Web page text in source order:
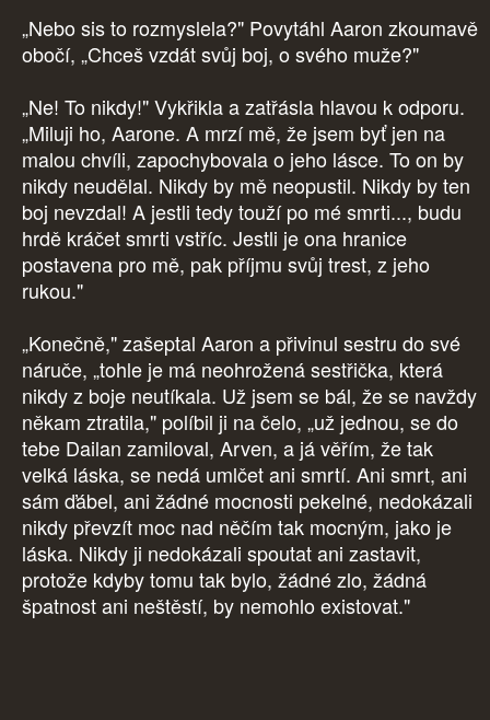
„Nebo sis to rozmyslela?" Povytáhl Aaron zkoumavě
obočí, „Chceš vzdát svůj boj, o svého muže?"
„Ne! To nikdy!" Vykřikla a zatřásla hlavou k odporu.
„Miluji ho, Aarone. A mrzí mě, že jsem byť jen na
malou chvíli, zapochybovala o jeho lásce. To on by
nikdy neudělal. Nikdy by mě neopustil. Nikdy by ten
boj nevzdal! A jestli tedy touží po mé smrti..., budu
hrdě kráčet smrti vstříc. Jestli je ona hranice
postavena pro mě, pak příjmu svůj trest, z jeho
rukou."
„Konečně," zašeptal Aaron a přivinul sestru do své
náruče, „tohle je má neohrožená sestřička, která
nikdy z boje neutíkala. Už jsem se bál, že se navždy
někam ztratila," políbil ji na čelo, „už jednou, se do
tebe Dailan zamiloval, Arven, a já věřím, že tak
velká láska, se nedá umlčet ani smrtí. Ani smrt, ani
sám ďábel, ani žádné mocnosti pekelné, nedokázali
nikdy převzít moc nad něčím tak mocným, jako je
láska. Nikdy ji nedokázali spoutat ani zastavit,
protože kdyby tomu tak bylo, žádné zlo, žádná
špatnost ani neštěstí, by nemohlo existovat."